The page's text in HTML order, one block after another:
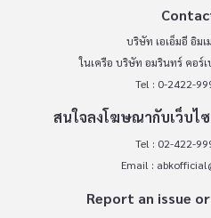
บริษัท เอเอ็มอี อิม
ในเครือ บริษัท อมรินทร์ คอร์
Tel : 0-2422-
สนใจลงโฆษณากับเว็บไ
Tel : 02-422-
Email :
Report an issue